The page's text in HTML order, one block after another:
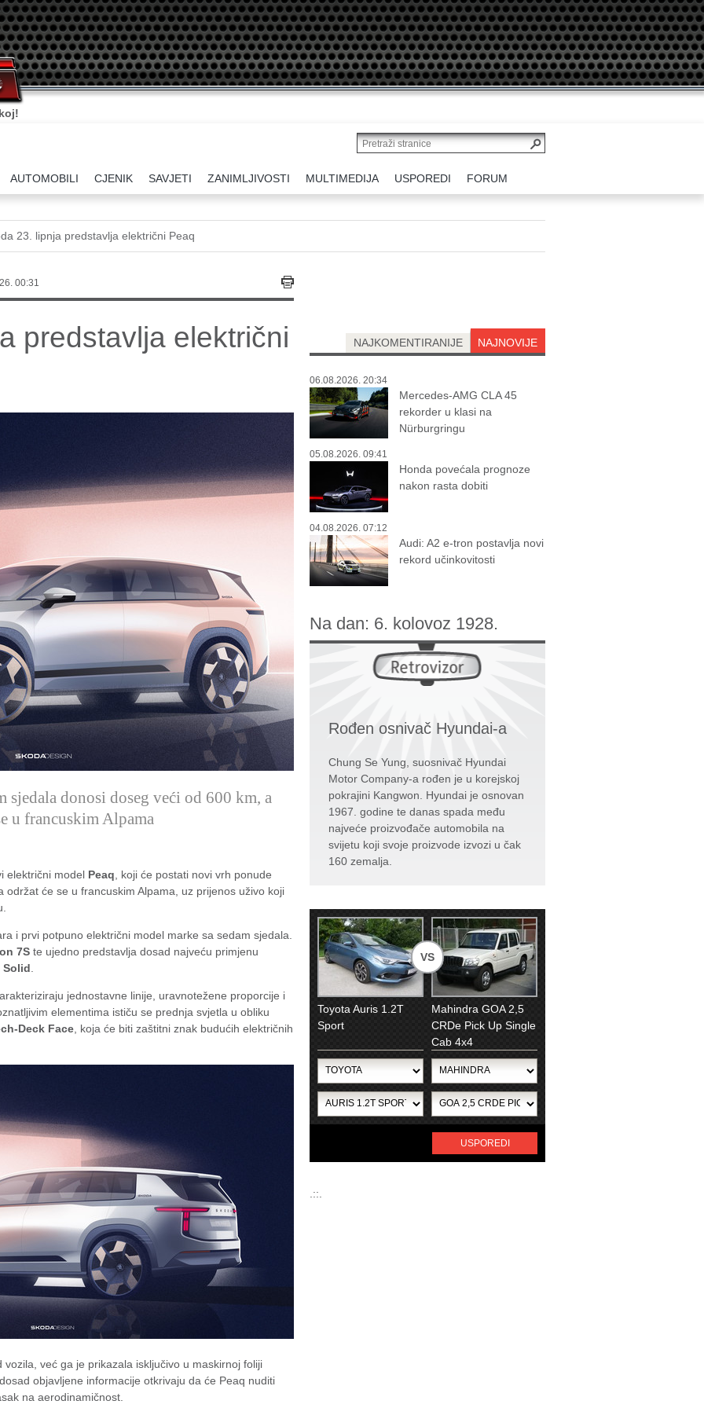
AUTOMOBILI CJENIK SAVJETI ZANIMLJIVOSTI MULTIMEDIJA USPOREDI FORUM
23. lipnja predstavlja električni Peaq
00:31
predstavlja električni
sjedala donosi doseg veći od 600 km, a
u francuskim Alpama
električni model Peaq , koji će postati novi vrh ponude
održat će se u francuskim Alpama, uz prijenos uživo koji
i prvi potpuno električni model marke sa sedam sjedala.
7S te ujedno predstavlja dosad najveću primjenu
Solid
jednostavne linije, uravnotežene proporcije i
elementima ističu se prednja svjetla u obliku
Deck Face , koja će biti zaštitni znak budućih električnih
već ga je prikazala isključivo u maskirnoj foliji
objavljene informacije otkrivaju da će Peaq nuditi
na aerodinamičnost.
NAJNOVIJE
NAJKOMENTIRANIJE
06.08.2026. 20:34
Mercedes-AMG CLA 45
rekorder u klasi na
Nürburgringu
05.08.2026. 09:41
Honda povećala prognoze
nakon rasta dobiti
04.08.2026. 07:12
Audi: A2 e-tron postavlja novi
rekord učinkovitosti
Na dan: 6. kolovoz 1928.
Rođen osnivač Hyundai-a
Chung Se Yung, suosnivač Hyundai
Motor Company-a rođen je u korejskoj
pokrajini Kangwon. Hyundai je osnovan
1967. godine te danas spada među
najveće proizvođače automobila na
svijetu koji svoje proizvode izvozi u čak
160 zemalja.
VS
Toyota Auris 1.2T
Sport
Mahindra GOA 2,5
CRDe Pick Up Single
Cab 4x4
USPOREDI
.::.